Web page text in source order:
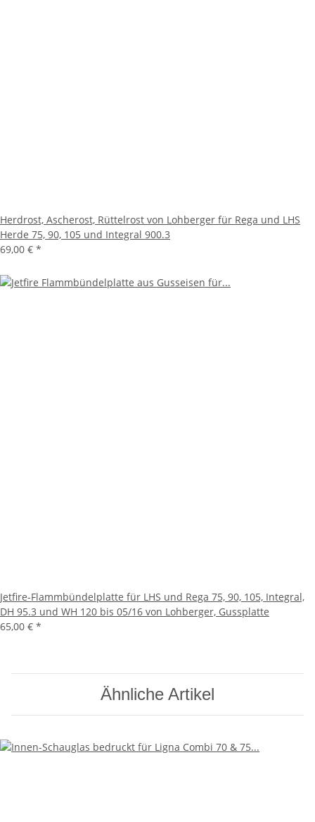
Herdrost, Ascherost, Rüttelrost von Lohberger für Rega und LHS
Herde 75, 90, 105 und Integral 900.3
69,00 € *
Jetfire-Flammbündelplatte für LHS und Rega 75, 90, 105, Integral,
DH 95.3 und WH 120 bis 05/16 von Lohberger, Gussplatte
65,00 € *
Ähnliche Artikel